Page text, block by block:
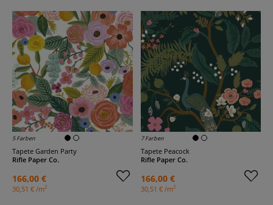
5 Farben
Tapete Garden Party
Rifle Paper Co.
166,00 €
30,51 € /m2
7 Farben
Tapete Peacock
Rifle Paper Co.
166,00 €
30,51 € /m2